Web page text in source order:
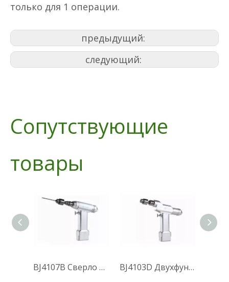
только для 1 операции.
предыдущий:
следующий:
Сопутствующие
товары
BJ4107B Сверло для расширения вертлужной впадины (Система 4000) BJ4103D Двухфункциональная дрель для канюлей (Система 4000)